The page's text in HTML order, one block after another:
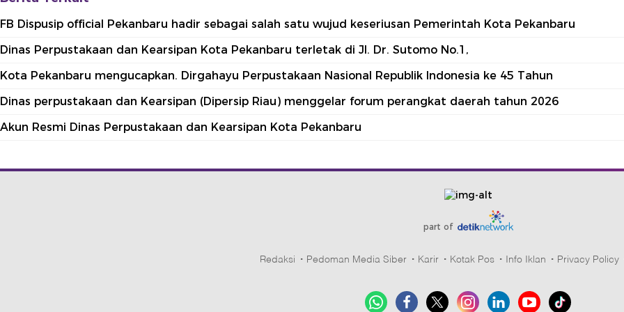
FB Dispusip official Pekanbaru hadir sebagai salah satu wujud keseriusan Pemerintah Kota Pekanbaru
Dinas Perpustakaan dan Kearsipan Kota Pekanbaru terletak di Jl. Dr. Sutomo No.1,
Kota Pekanbaru mengucapkan. Dirgahayu Perpustakaan Nasional Republik Indonesia ke 45 Tahun
Dinas perpustakaan dan Kearsipan (Dipersip Riau) menggelar forum perangkat daerah tahun 2026
Akun Resmi Dinas Perpustakaan dan Kearsipan Kota Pekanbaru
part of
Redaksi Pedoman Media Siber Karir Kotak Pos Info Iklan Privacy Policy